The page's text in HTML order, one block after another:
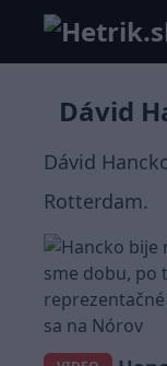
Dávid
Dávid
Rotterdam.